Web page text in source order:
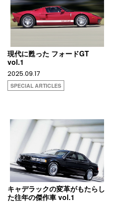
現代に甦った フォードGT
vol.1
2025.09.17
SPECIAL ARTICLES
キャデラックの変革がもたらし
た往年の傑作車 vol.1